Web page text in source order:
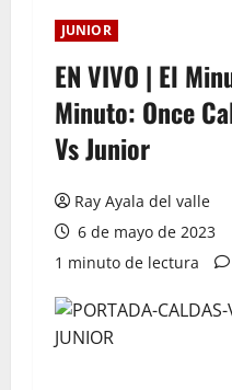
JUNIOR
EN VIVO | El
Minuto: Once
Vs Junior
Ray Ayala del valle
6 de mayo de 2023
1 minuto de lectura